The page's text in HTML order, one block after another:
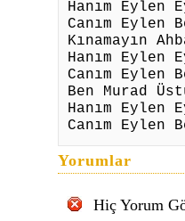
Hanım Eylen
Canım Eylen
Kınamayın
Hanım Eylen
Canım Eylen
Ben Murad
Hanım Eylen
Canım Eylen
Yorumlar
Hiç Yorum